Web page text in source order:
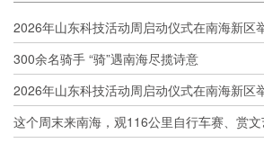
2026年山东科技活动周启动仪式在南海新区
300余名骑手 “骑”遇南海尽揽诗意
2026年山东科技活动周启动仪式在南海新区
这个周末来南海，观116公里自行车赛、赏文